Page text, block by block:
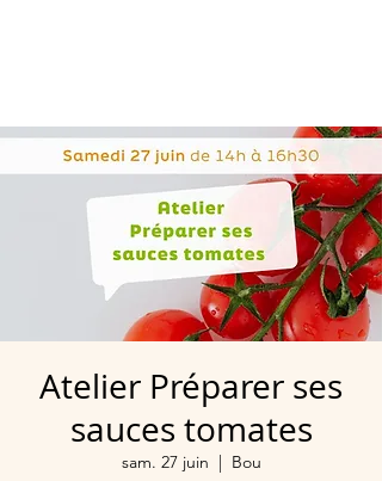
Atelier Préparer ses
sauces tomates
sam. 27 juin
  |
Bou